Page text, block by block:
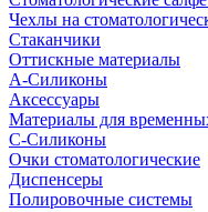
Чехлы на
Стаканчики
Оттискные материалы
А-Силиконы
Аксессуары
Материалы для
С-Силиконы
Очки стоматологические
Диспенсеры
Полировочные системы